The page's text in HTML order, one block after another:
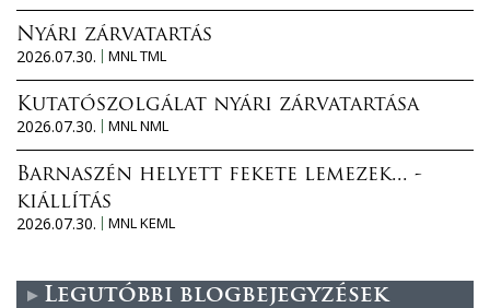
Nyári zárvatartás
2026.07.30.
MNL TML
Kutatószolgálat nyári zárvatartása
2026.07.30.
MNL NML
Barnaszén helyett fekete lemezek... -
kiállítás
2026.07.30.
MNL KEML
Legutóbbi blogbejegyzések